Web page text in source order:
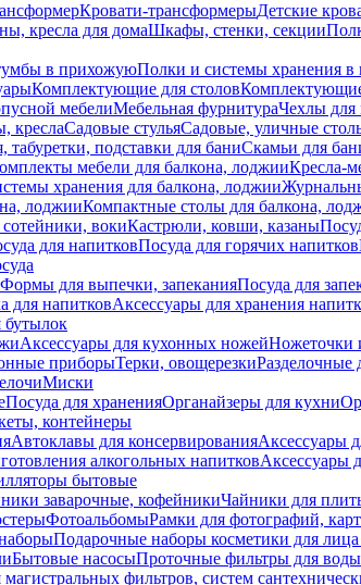
Кровати-трансформерыДетские
кресла для домаШкафы, стенки, секции
в прихожуюПолки и системы хранения
Комплектующие для столовКомплектующие
мебелиМебельная фурнитураЧехлы для
креслаСадовые стульяСадовые, уличные
табуретки, подставки для баниСкамьи для
мебели для балкона, лоджииКресла-
хранения для балкона, лоджии
лоджииКомпактные столы для балкона,
вокиКастрюли, ковши, казаны
для напитковПосуда для горячих напитков
Формы для выпечки, запеканияПосуда для
для напитковАксессуары для хранения
Аксессуары для кухонных ножейНожеточки
приборыТерки, овощерезкиРазделочные
Миски
Посуда для храненияОрганайзеры для кухни
контейнеры
Автоклавы для консервированияАксессуары
алкогольных напитковАксессуары
бытовые
заварочные, кофейникиЧайники для
ФотоальбомыРамки для фотографий,
Подарочные наборы косметики для лица
Бытовые насосыПроточные фильтры для воды
фильтров, систем